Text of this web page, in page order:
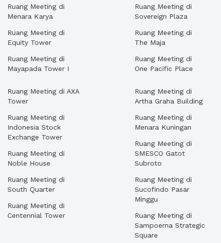
Ruang Meeting di
Menara Karya
Ruang Meeting di
Equity Tower
Ruang Meeting di
Mayapada Tower I
Ruang Meeting di
Sovereign Plaza
Ruang Meeting di
The Maja
Ruang Meeting di
One Pacific Place
Ruang Meeting di AXA
Tower
Ruang Meeting di
Indonesia Stock
Exchange Tower
Ruang Meeting di
Noble House
Ruang Meeting di
South Quarter
Ruang Meeting di
Centennial Tower
Ruang Meeting di
Artha Graha Building
Ruang Meeting di
Menara Kuningan
Ruang Meeting di
SMESCO Gatot
Subroto
Ruang Meeting di
Sucofindo Pasar
Minggu
Ruang Meeting di
Sampoerna Strategic
Square